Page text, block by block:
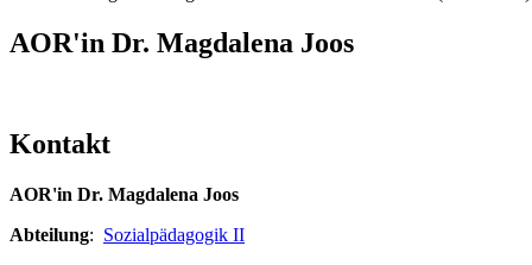
AOR'in Dr. Magdalena Joos
Kontakt
AOR'in Dr. Magdalena Joos
Abteilung: Sozialpädagogik II